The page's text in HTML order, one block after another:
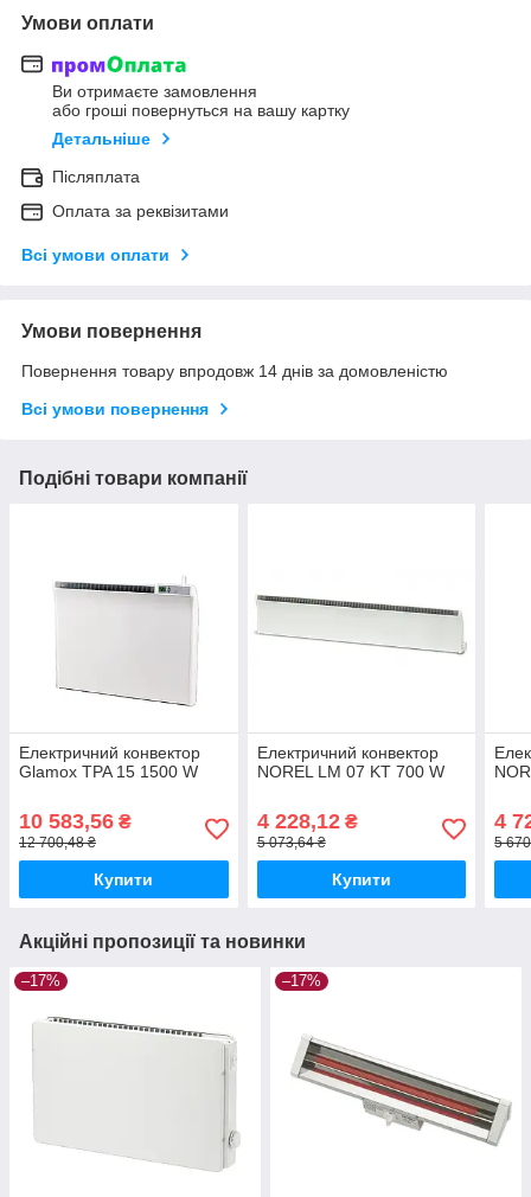
Умови оплати
Ви отримаєте замовлення
або гроші повернуться на вашу картку
Детальніше
Післяплата
Оплата за реквізитами
Всі умови оплати
Умови повернення
Повернення товару впродовж 14 днів за домовленістю
Всі умови повернення
Подібні товари компанії
Електричний конвектор
Glamox TPA 15 1500 W
10 583,56 ₴
12 700,48 ₴
Купити
Електричний конвектор
NOREL LM 07 KT 700 W
4 228,12₴
5 073,64 ₴
Купити
4
5
Акційні пропозиції та новинки
–17% –17%